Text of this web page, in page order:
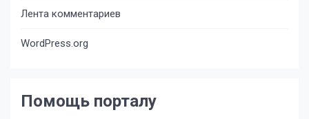
Лента комментариев
WordPress.org
Помощь порталу